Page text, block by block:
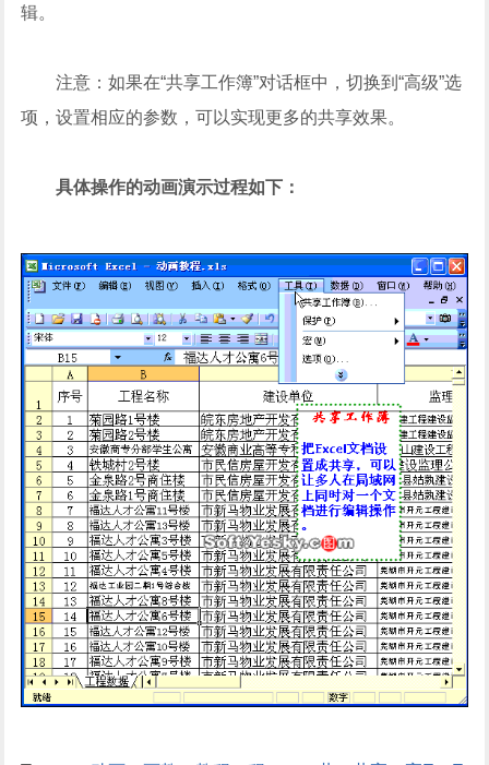
辑。
注意：如果在“共享工作簿”对话框中，切换到“高级”选
项，设置相应的参数，可以实现更多的共享效果。
具体操作的动画演示过程如下：